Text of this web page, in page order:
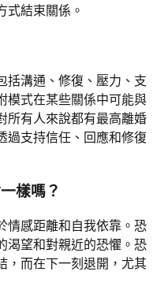
式結束關係。
括溝通、修復、壓力、支
模式在某些關係中可能與
所有人來說都有最高離婚
過支持信任、回應和修復
樣嗎？
情感距離和自我依靠。恐
渴望和對親近的恐懼。恐
，而在下一刻退開，尤其